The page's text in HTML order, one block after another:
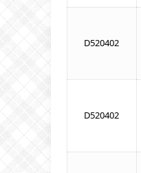
D520402
D520402